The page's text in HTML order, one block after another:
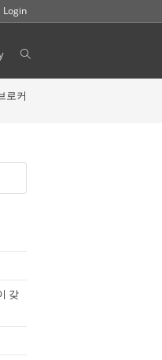
Login
Toggle
website
로커
갖